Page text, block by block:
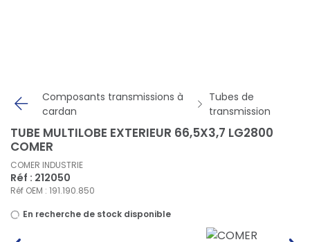
Composants transmissions à
cardan
Tubes de
transmission
TUBE MULTILOBE EXTERIEUR 66,5X3,7 LG2800
COMER
COMER INDUSTRIE
Réf : 212050
Réf OEM : 191.190.850
En recherche de stock disponible